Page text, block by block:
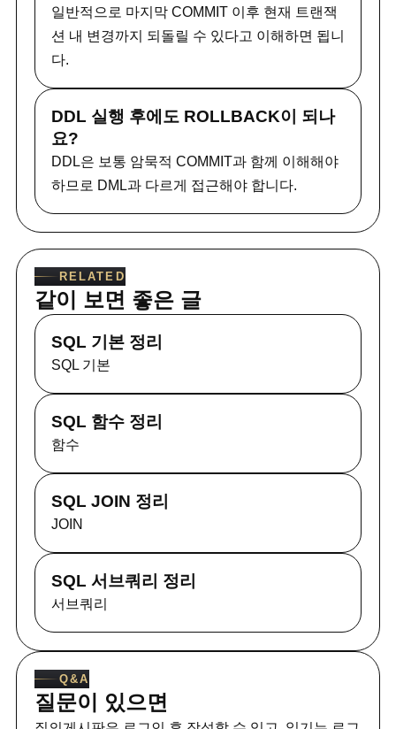
일반적으로 마지막 COMMIT 이후 현재 트랜잭
션 내 변경까지 되돌릴 수 있다고 이해하면 됩니
다.
DDL 실행 후에도 ROLLBACK이 되나
요?
DDL은 보통 암묵적 COMMIT과 함께 이해해야
하므로 DML과 다르게 접근해야 합니다.
RELATED
같이 보면 좋은 글
SQL 기본 정리
SQL 기본
SQL 함수 정리
함수
SQL JOIN 정리
JOIN
SQL 서브쿼리 정리
서브쿼리
Q&A
질문이 있으면